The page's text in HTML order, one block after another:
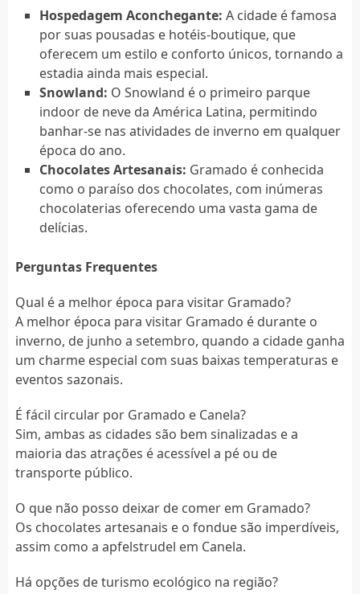
Hospedagem Aconchegante: A cidade é famosa
por suas pousadas e hotéis-boutique, que
oferecem um estilo e conforto únicos, tornando a
estadia ainda mais especial.
Snowland: O Snowland é o primeiro parque
indoor de neve da América Latina, permitindo
banhar-se nas atividades de inverno em qualquer
época do ano.
Chocolates Artesanais: Gramado é conhecida
como o paraíso dos chocolates, com inúmeras
chocolaterias oferecendo uma vasta gama de
delícias.
Perguntas Frequentes
Qual é a melhor época para visitar Gramado?
A melhor época para visitar Gramado é durante o
inverno, de junho a setembro, quando a cidade ganha
um charme especial com suas baixas temperaturas e
eventos sazonais.
É fácil circular por Gramado e Canela?
Sim, ambas as cidades são bem sinalizadas e a
maioria das atrações é acessível a pé ou de
transporte público.
O que não posso deixar de comer em Gramado?
Os chocolates artesanais e o fondue são imperdíveis,
assim como a apfelstrudel em Canela.
Há opções de turismo ecológico na região?